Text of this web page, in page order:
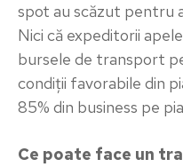
spot au scăzut pentru
Nici că expeditorii
bursele de transport
condiții favorabile din
85% din business pe
Ce poate face un